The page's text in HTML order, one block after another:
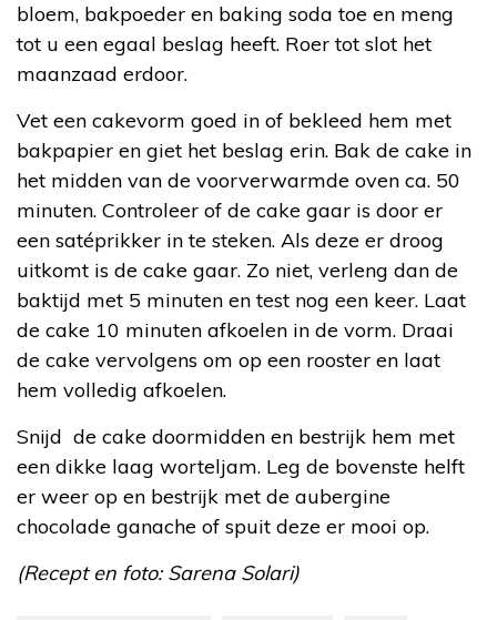
bloem, bakpoeder en baking soda toe en meng
tot u een egaal beslag heeft. Roer tot slot het
maanzaad erdoor.
Vet een cakevorm goed in of bekleed hem met
bakpapier en giet het beslag erin. Bak de cake in
het midden van de voorverwarmde oven ca. 50
minuten. Controleer of de cake gaar is door er
een satéprikker in te steken. Als deze er droog
uitkomt is de cake gaar. Zo niet, verleng dan de
baktijd met 5 minuten en test nog een keer. Laat
de cake 10 minuten afkoelen in de vorm. Draai
de cake vervolgens om op een rooster en laat
hem volledig afkoelen.
Snijd de cake doormidden en bestrijk hem met
een dikke laag worteljam. Leg de bovenste helft
er weer op en bestrijk met de aubergine
chocolade ganache of spuit deze er mooi op.
(Recept en foto: Sarena Solari)